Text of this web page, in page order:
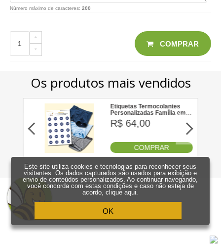
Número máximo de caracteres: 200
COMPRAR
Este site utiliza cookies e tecnologias para reconhecer seus
visitantes. Os dados capturados são usados para exibição e
envio de conteúdos personalizados. Ao continuar navegando,
você concorda com estas condições e caso não esteja de
acordo,clique aqui.
OK